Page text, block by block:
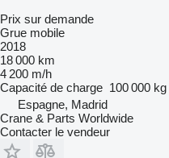
Prix sur demande
Grue mobile
2018
18 000 km
4 200 m/h
Capacité de charge 100 000 kg
Espagne, Madrid
Crane & Parts Worldwide
Contacter le vendeur